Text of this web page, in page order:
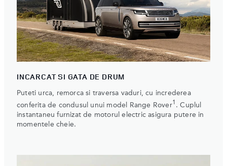
INCARCAT SI GATA DE DRUM
Puteti urca, remorca si traversa vaduri, cu increderea
conferita de condusul unui model Range Rover1 . Cuplul
instantaneu furnizat de motorul electric asigura putere in
momentele cheie.